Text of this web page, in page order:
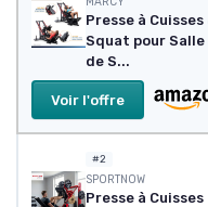
Presse à Cuisses
Squat pour Salle
de S...
Voir l'offre
#2
SPORTNOW
Presse à Cuisses